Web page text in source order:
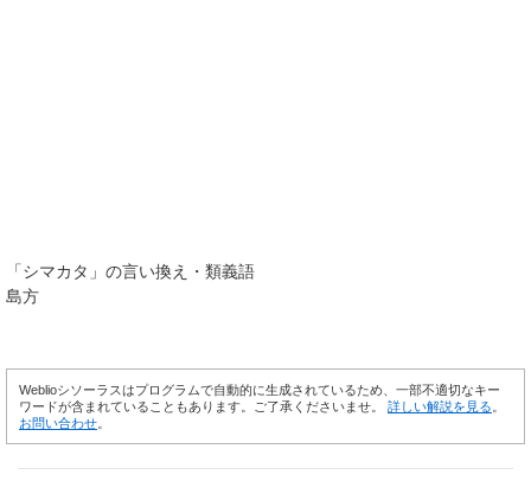
「シマカタ 」の言い換え・類義語
島方
Weblioシソーラスはプログラムで自動的に生成されているため、一部不適切なキー
ワードが含まれていることもあります。ご了承くださいませ。 詳しい解説を見る
お問い合わせ